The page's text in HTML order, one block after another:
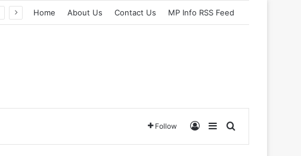
Home About Us Contact Us MP Info RSS Feed
Follow Log InSidebarSearch for